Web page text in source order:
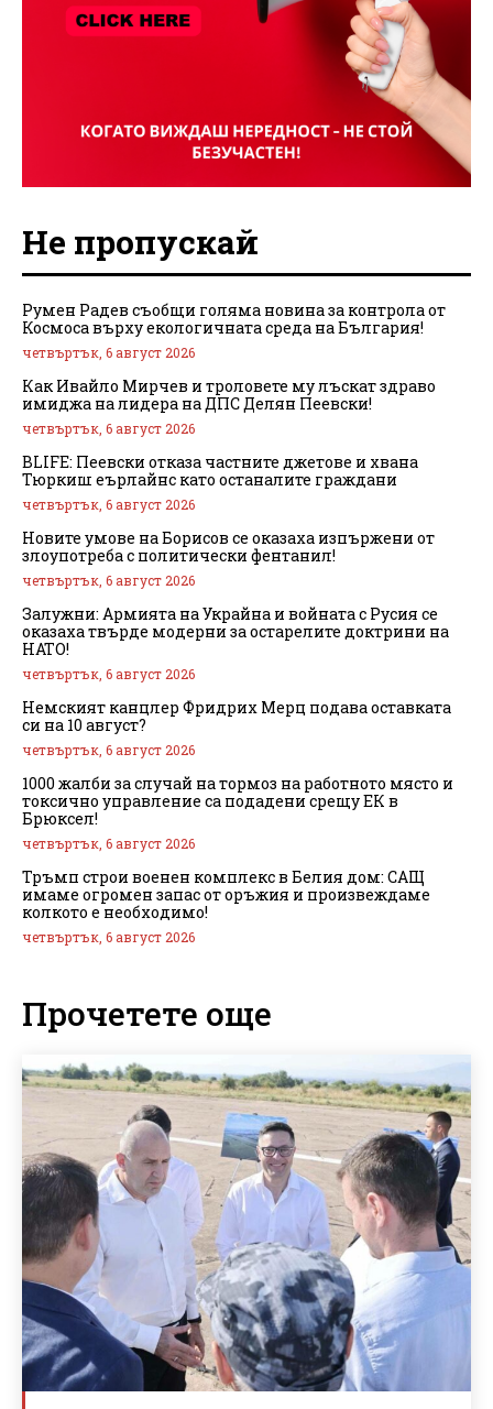
Не пропускай
Румен Радев съобщи голяма новина за контрола от
Космоса върху екологичната среда на България!
четвъртък, 6 август 2026
Как Ивайло Мирчев и троловете му лъскат здраво
имиджа на лидера на ДПС Делян Пеевски!
четвъртък, 6 август 2026
BLIFE: Пеевски отказа частните джетове и хвана
Тюркиш еърлайнс като останалите граждани
четвъртък, 6 август 2026
Новите умове на Борисов се оказаха изпържени от
злоупотреба с политически фентанил!
четвъртък, 6 август 2026
Залужни: Армията на Украйна и войната с Русия се
оказаха твърде модерни за остарелите доктрини на
НАТО!
четвъртък, 6 август 2026
Немският канцлер Фридрих Мерц подава оставката
си на 10 август?
четвъртък, 6 август 2026
1000 жалби за случай на тормоз на работното място и
токсично управление са подадени срещу ЕК в
Брюксел!
четвъртък, 6 август 2026
Тръмп строи военен комплекс в Белия дом: САЩ
имаме огромен запас от оръжия и произвеждаме
колкото е необходимо!
четвъртък, 6 август 2026
Прочетете още